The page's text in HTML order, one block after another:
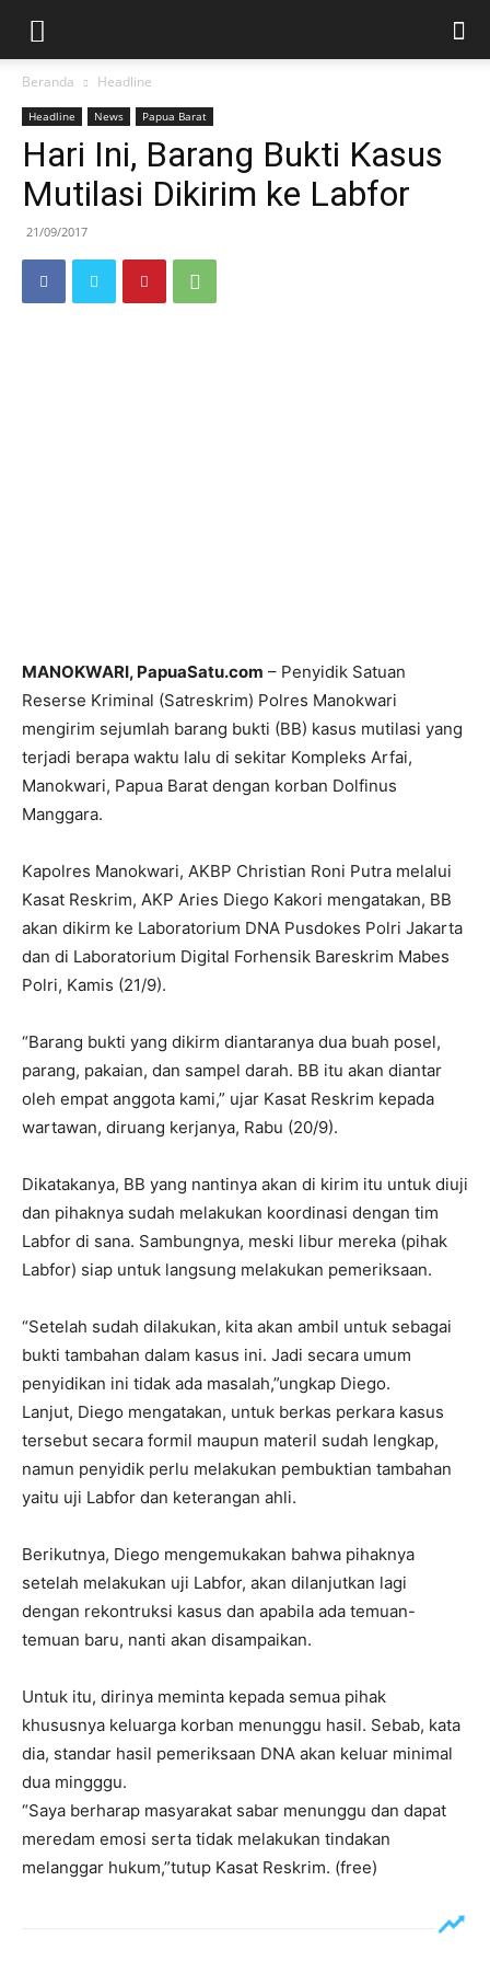
Beranda Headline
Headline News Papua Barat
Hari Ini, Barang Bukti Kasus
Mutilasi Dikirim ke Labfor
21/09/2017
MANOKWARI, PapuaSatu.com – Penyidik Satuan
Reserse Kriminal (Satreskrim) Polres Manokwari
mengirim sejumlah barang bukti (BB) kasus mutilasi yang
terjadi berapa waktu lalu di sekitar Kompleks Arfai,
Manokwari, Papua Barat dengan korban Dolfinus
Manggara.
Kapolres Manokwari, AKBP Christian Roni Putra melalui
Kasat Reskrim, AKP Aries Diego Kakori mengatakan, BB
akan dikirm ke Laboratorium DNA Pusdokes Polri Jakarta
dan di Laboratorium Digital Forhensik Bareskrim Mabes
Polri, Kamis (21/9).
“Barang bukti yang dikirm diantaranya dua buah posel,
parang, pakaian, dan sampel darah. BB itu akan diantar
oleh empat anggota kami,” ujar Kasat Reskrim kepada
wartawan, diruang kerjanya, Rabu (20/9).
Dikatakanya, BB yang nantinya akan di kirim itu untuk diuji
dan pihaknya sudah melakukan koordinasi dengan tim
Labfor di sana. Sambungnya, meski libur mereka (pihak
Labfor) siap untuk langsung melakukan pemeriksaan.
“Setelah sudah dilakukan, kita akan ambil untuk sebagai
bukti tambahan dalam kasus ini. Jadi secara umum
penyidikan ini tidak ada masalah,”ungkap Diego.
Lanjut, Diego mengatakan, untuk berkas perkara kasus
tersebut secara formil maupun materil sudah lengkap,
namun penyidik perlu melakukan pembuktian tambahan
yaitu uji Labfor dan keterangan ahli.
Berikutnya, Diego mengemukakan bahwa pihaknya
setelah melakukan uji Labfor, akan dilanjutkan lagi
dengan rekontruksi kasus dan apabila ada temuan-
temuan baru, nanti akan disampaikan.
Untuk itu, dirinya meminta kepada semua pihak
khususnya keluarga korban menunggu hasil. Sebab, kata
dia, standar hasil pemeriksaan DNA akan keluar minimal
dua mingggu.
“Saya berharap masyarakat sabar menunggu dan dapat
meredam emosi serta tidak melakukan tindakan
melanggar hukum,”tutup Kasat Reskrim. (free)